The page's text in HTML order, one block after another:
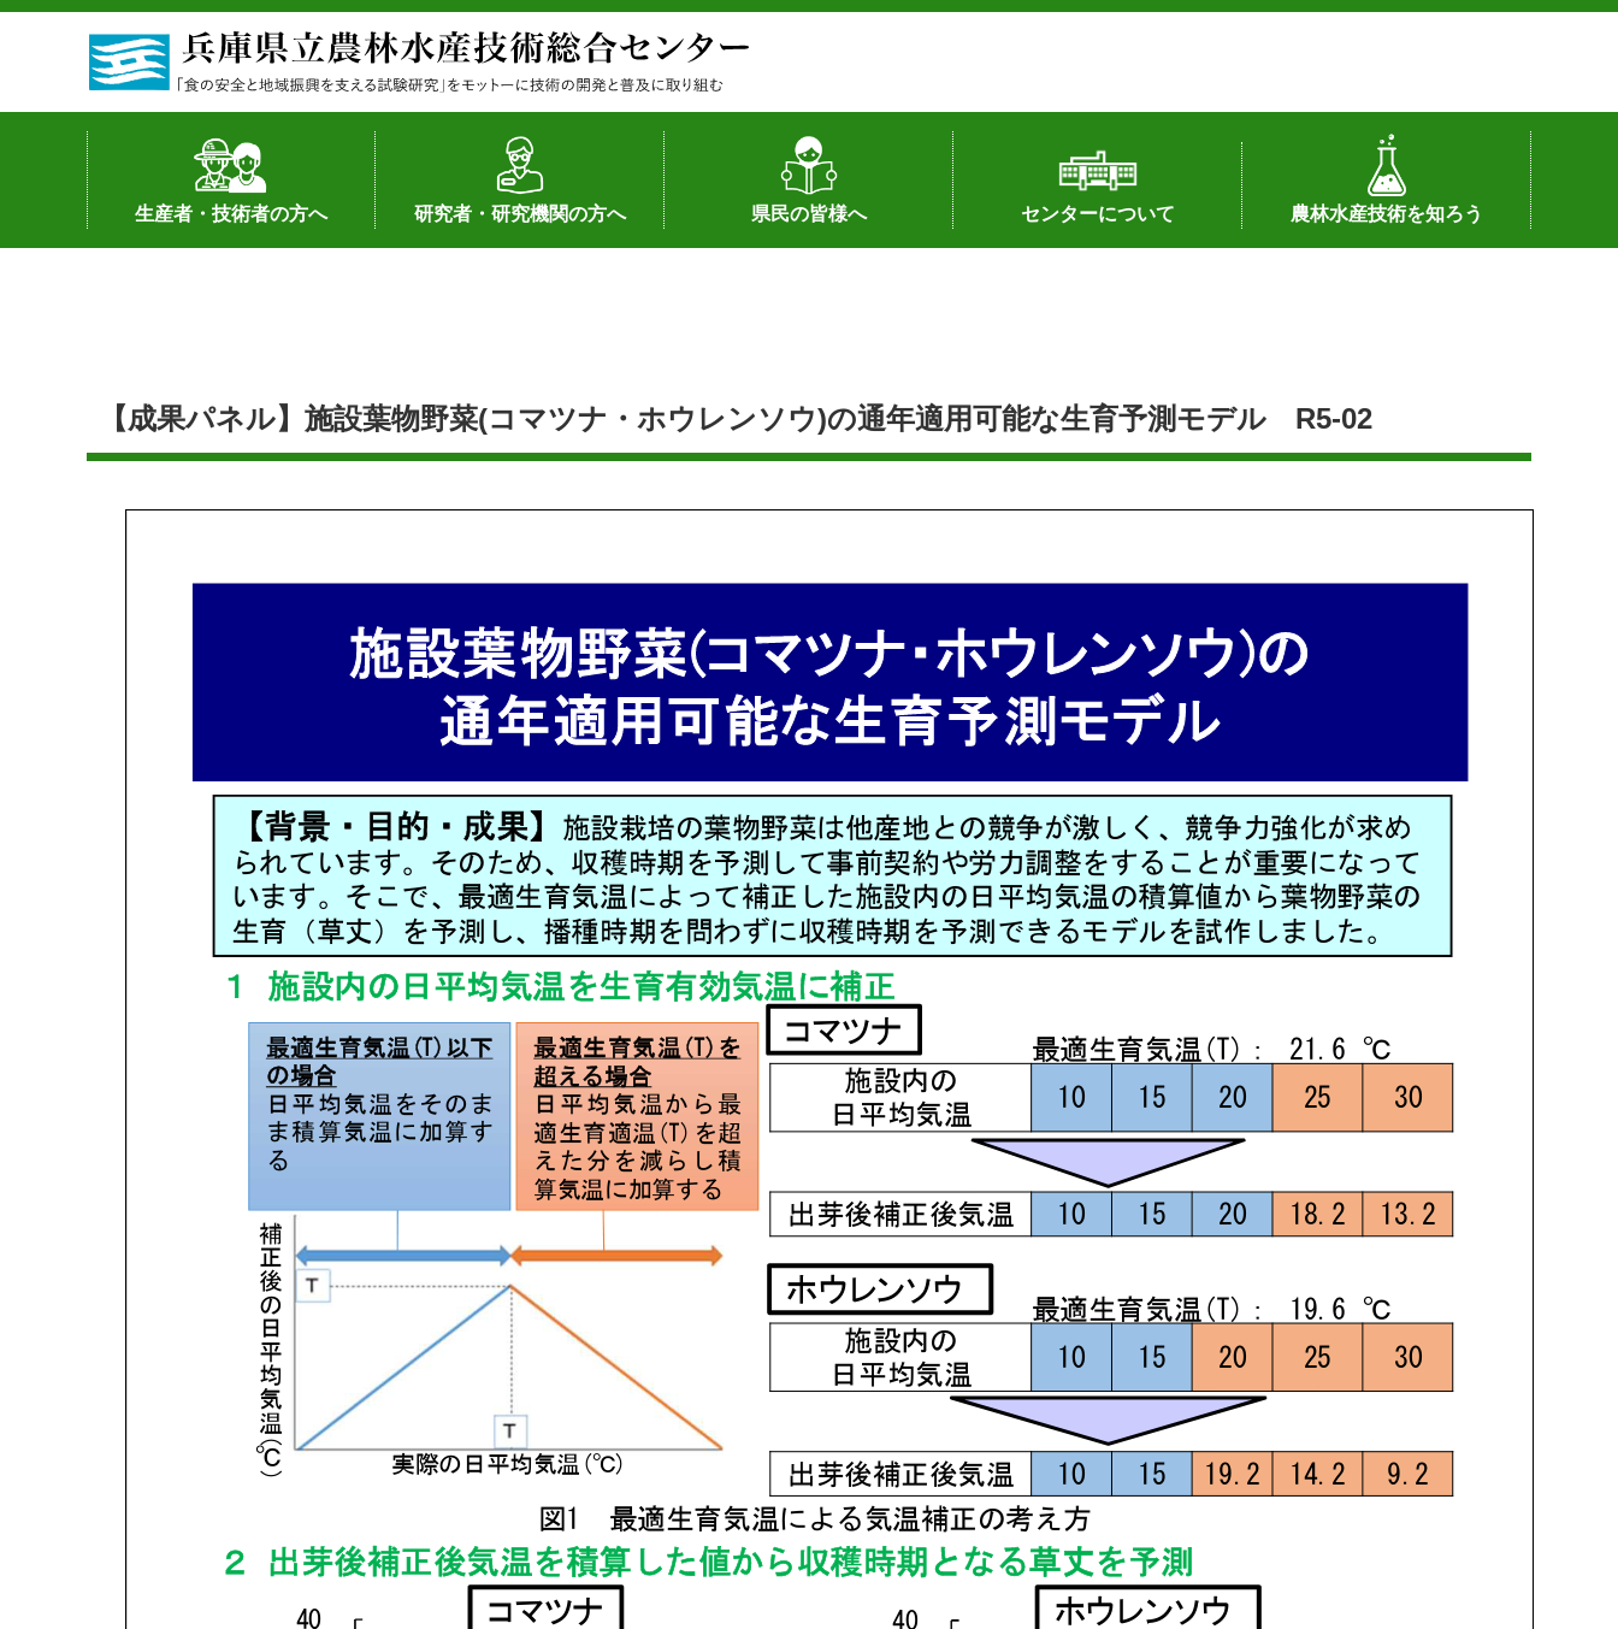
生産者・技術者の方へ
土地利用型作物
野菜
果樹・花き
加工・流通
経営･現地情報
環境病害虫
畜産
森林林業
水産
基幹種雄牛の紹介
研究者・研究機関の方へ
研究者の紹介
シーズ研究の成果
産学官連携
知的財産の保有状況（特許）
知的財産の保有状況（品種）
研究員の受入
研究活動不正行為への対応
公的研究資金への対応
県民の皆様へ
作物や園芸に関する新技術
畜産に関する新技術
森林林業に関する新技術
病害虫に関する新技術
食品加工に関する新技術
水産に関する新技術
作物や園芸に関する豆知識
病害虫に関する豆知識
畜産に関する豆知識
水産に関する豆知識
バイテク・農業環境・機械関係
食品加工に関する豆知識
森林林業に関する豆知識
センターについて
所長あいさつ
組織（各部署へのリンク）
アクセス
沿革
所内の施設配置図
農林水産技術を知ろう
センターの話題
私の試験研究
試験研究課題
第6期中期業務計画
オンライン研究報告
刊行物
知的財産に関する相談窓口
【成果パネル】施設葉物野菜(コマツナ・ホウレンソウ)の通年適用可能な生育予測モデル R5-02